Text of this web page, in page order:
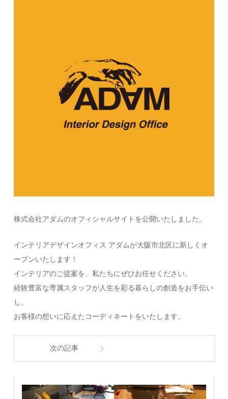
株式会社アダムのオフィシャルサイトを公開いたしました。
インテリアデザインオフィス アダムが大阪市北区に新しくオ
ープンいたします！
インテリアのご提案を、私たちにぜひお任せください。
経験豊富な専属スタッフが人生を彩る暮らしの創造をお手伝い
し、
お客様の想いに応えたコーディネートをいたします。
次の記事